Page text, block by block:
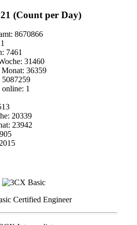
(Count per Day)
8670866
7461
31460
Monat: 36359
5087259
online: 1
20339
23942
Certified Engineer